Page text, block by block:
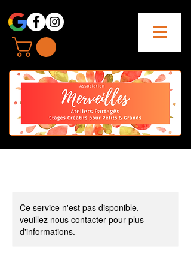
Ce service n'est pas disponible,
veuillez nous contacter pour plus
d'informations.